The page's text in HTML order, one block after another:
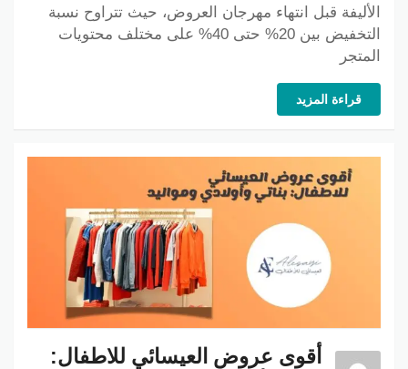
الأليفة قبل انتهاء مهرجان العروض، حيث تتراوح نسبة
التخفيض بين 20% حتى 40% على مختلف محتويات
المتجر
قراءة المزيد
أقوى عروض العيسائي للاطفال: